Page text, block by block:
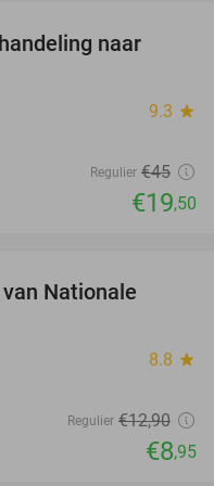
naar
9.3 star
Regulier €45
€19,50
Nationale
8.8 star
Regulier €12,90
€8,95